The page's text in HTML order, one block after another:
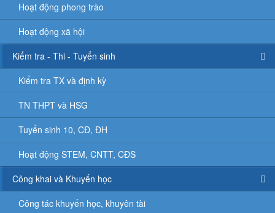
Hoạt động phong trào
Hoạt động xã hội
Kiểm tra - Thi - Tuyển sinh
Kiểm tra TX và định kỳ
TN THPT và HSG
Tuyển sinh 10, CĐ, ĐH
Hoạt động STEM, CNTT, CĐS
Công khai và Khuyến học
Công tác khuyến học, khuyên tài